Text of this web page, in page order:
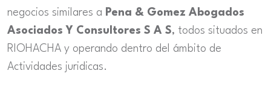
negocios similares a Pena & Gomez Abogados
Asociados Y Consultores S A S, todos situados en
RIOHACHA y operando dentro del ámbito de
Actividades juridicas.